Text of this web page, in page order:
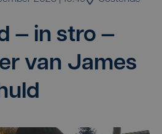
— in stro —
van James